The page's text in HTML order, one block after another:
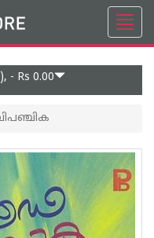
- Rs 0.00